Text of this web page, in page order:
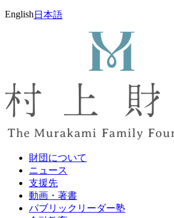
English 日本語
財団について
ニュース
支援先
動画・著書
パブリックリーダー塾